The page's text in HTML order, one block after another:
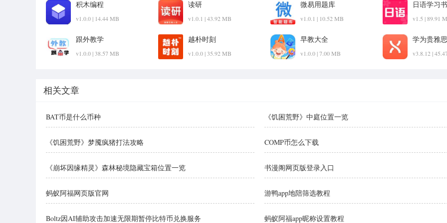
积木编程
v1.0.0 | 14.44 MB
读研
v1.0.1 | 43.92 MB
微易用题库
v1.0.1 | 10.52 MB
日语学习书
v1.5 | 89.91
跟外教学
v1.0.0 | 38.57 MB
越朴时刻
v1.0.0 | 35.92 MB
早教大全
v1.0.0 | 7.00 MB
学为贵雅思
v3.8.12 |
相关文章
BAT币是什么币种 《饥困荒野》中庭位置一览
《饥困荒野》梦魇疯猪打法攻略 COMP币怎么下载
《崩坏因缘精灵》森林秘境隐藏宝箱位置一览 书漫阁网页版登录入口
蚂蚁阿福网页版官网 游鸭app地陪筛选教程
Boltz因AI辅助攻击加速无限期暂停比特币兑换服务 蚂蚁阿福app昵称设置教程